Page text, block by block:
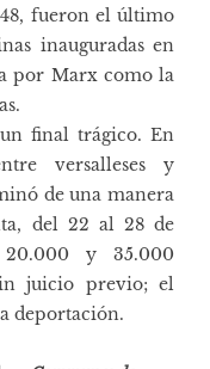
fueron el último
inauguradas en
por Marx como la
final trágico. En
versalleses y
de una manera
del 22 al 28 de
y 35.000
juicio previo; el
deportación.